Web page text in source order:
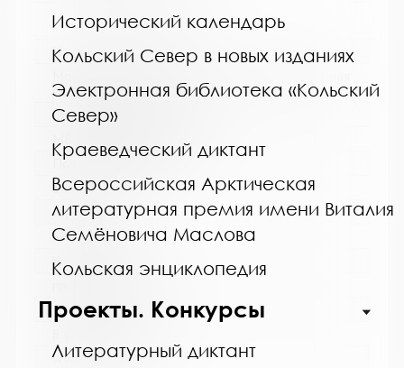
Исторический календарь
Кольский Север в новых изданиях
Электронная библиотека «Кольский
Север»
Краеведческий диктант
Всероссийская Арктическая
литературная премия имени Виталия
Семёновича Маслова
Кольская энциклопедия
Проекты. Конкурсы
Литературный диктант
Название библиотеки:
система
Сокращенное название:
МБУК Мончегорская ЦБС
Почтовый индекс:
184511
Город:
Мончегорск
Улица, дом:
Телефон:
www: